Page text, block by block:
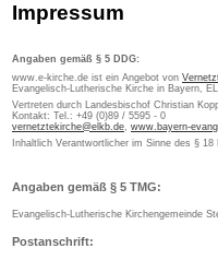
Impressum
Angaben gemäß § 5 DDG:
www.e-kirche.de ist ein Angebot von
Evangelisch-Lutherische Kirche in Bayern,
Vertreten durch Landesbischof Christian
Kontakt: Tel.: +49 (0)89 / 5595 - 0
vernetztekirche@elkb.de, www.bayern-
Inhaltlich Verantwortlicher im Sinne des § 18
Angaben gemäß § 5 TMG:
Evangelisch-Lutherische Kirchengemeinde
Postanschrift: